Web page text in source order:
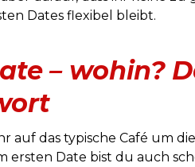
Dates flexibel bleibt.
– wohin?
auf das typische Café um
ersten Date bist du auch